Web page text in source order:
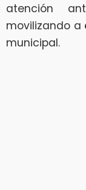
atención
movilizando a
municipal.